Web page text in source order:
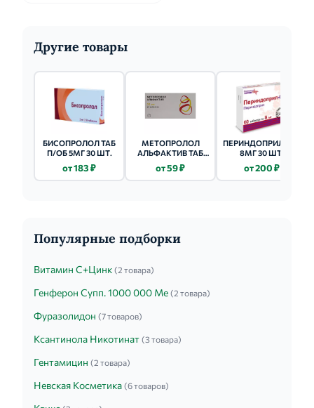
Другие товары
БИСОПРОЛОЛ ТАБ
П/ОБ 5МГ 30 ШТ.
от 183 ₽
МЕТОПРОЛОЛ
АЛЬФАКТИВ ТАБ
от 59 ₽
ПЕРИНДОПРИЛ ТАБ
8МГ 30 ШТ.
от 200 ₽
Популярные подборки
Витамин С+Цинк (2 товара)
Генферон Супп. 1000 000 Ме (2 товара)
Фуразолидон (7 товаров)
Ксантинола Никотинат (3 товара)
Гентамицин (2 товара)
Невская Косметика (6 товаров)